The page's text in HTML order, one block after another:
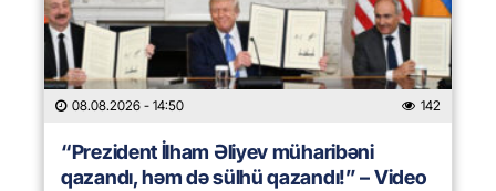
08.08.2026 - 14:50 142
“Prezident İlham Əliyev müharibəni
qazandı, həm də sülhü qazandı!” – Video